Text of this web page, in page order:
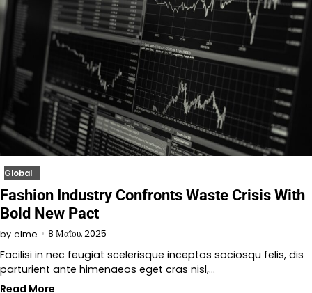
Global
Fashion Industry Confronts Waste Crisis With
Bold New Pact
by elme 8 Μαΐου, 2025
Facilisi in nec feugiat scelerisque inceptos sociosqu felis, dis
parturient ante himenaeos eget cras nisl,…
Read More